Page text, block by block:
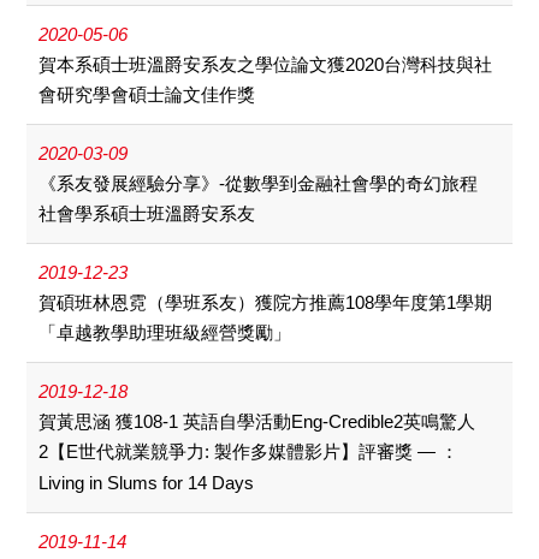
2020-05-06
賀本系碩士班溫爵安系友之學位論文獲2020台灣科技與社
會研究學會碩士論文佳作獎
2020-03-09
《系友發展經驗分享》-從數學到金融社會學的奇幻旅程
社會學系碩士班溫爵安系友
2019-12-23
賀碩班林恩霓（學班系友）獲院方推薦108學年度第1學期
「卓越教學助理班級經營獎勵」
2019-12-18
賀黃思涵 獲108-1 英語自學活動Eng-Credible2英鳴驚人
2【E世代就業競爭力: 製作多媒體影片】評審獎 — ：
Living in Slums for 14 Days
2019-11-14